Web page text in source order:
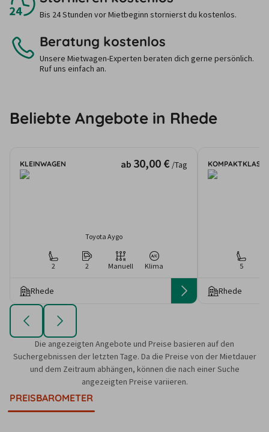
Bis 24 Stunden vor Mietbeginn stornierst du kostenlos.
Beratung kostenlos
Unsere Mietwagen-Experten beraten dich gerne persönlich.
Ruf uns einfach an.
Beliebte Angebote in Rhede
KLEINWAGEN ab 30,00 € /Tag
Toyota Aygo
2 2 Manuell Klima
Rhede
KOMPAKTKLASSE
5
Rhede
Die angezeigten Angebote und Preise basieren auf den
Suchergebnissen der letzten Tage. Da die Preise von der Mietdauer
und dem Zeitraum abhängen, können die nach einer Suche
angezeigten Preise variieren.
PREISBAROMETER